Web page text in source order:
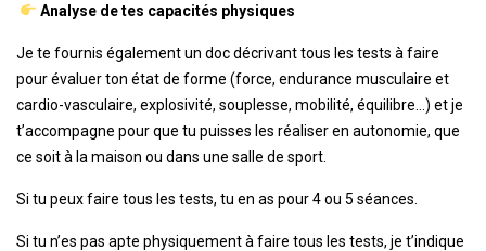
Analyse de tes capacités physiques
Je te fournis également un doc décrivant tous les tests à faire
pour évaluer ton état de forme (force, endurance musculaire et
cardio-vasculaire, explosivité, souplesse, mobilité, équilibre…) et je
t’accompagne pour que tu puisses les réaliser en autonomie, que
ce soit à la maison ou dans une salle de sport.
Si tu peux faire tous les tests, tu en as pour 4 ou 5 séances.
Si tu n’es pas apte physiquement à faire tous les tests, je t’indique